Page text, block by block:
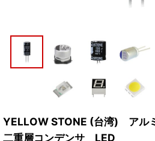
YELLOW STONE (台湾) アル
二重層コンデンサ LED